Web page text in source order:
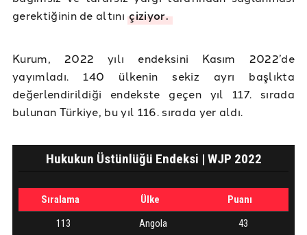
gerektiğinin de altınıçiziyor.
Kurum, 2022 yılı endeksini Kasım 2022’de
yayımladı. 140 ülkenin sekiz ayrı başlıkta
değerlendirildiği endekste geçen yıl 117. sırada
bulunan Türkiye, bu yıl 116. sırada yer aldı.